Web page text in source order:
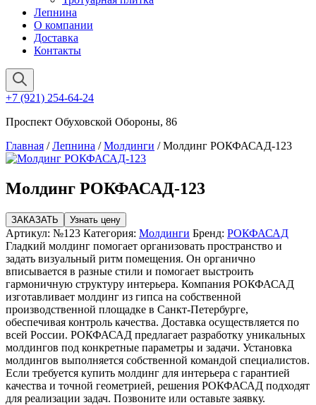
Лепнина
О компании
Доставка
Контакты
+7 (921) 254-64-24
Проспект Обуховской Обороны, 86
Главная /Лепнина /Молдинги / Молдинг РОКФАСАД-123
Молдинг РОКФАСАД-123
ЗАКАЗАТЬ Узнать цену
Артикул: №123 Категория: Молдинги Бренд: РОКФАСАД
Гладкий молдинг помогает организовать пространство и
задать визуальный ритм помещения. Он органично
вписывается в разные стили и помогает выстроить
гармоничную структуру интерьера. Компания РОКФАСАД
изготавливает молдинг из гипса на собственной
производственной площадке в Санкт-Петербурге,
обеспечивая контроль качества. Доставка осуществляется по
всей России. РОКФАСАД предлагает разработку уникальных
молдингов под конкретные параметры и задачи. Установка
молдингов выполняется собственной командой специалистов.
Если требуется купить молдинг для интерьера с гарантией
качества и точной геометрией, решения РОКФАСАД подходят
для реализации задач. Позвоните или оставьте заявку.